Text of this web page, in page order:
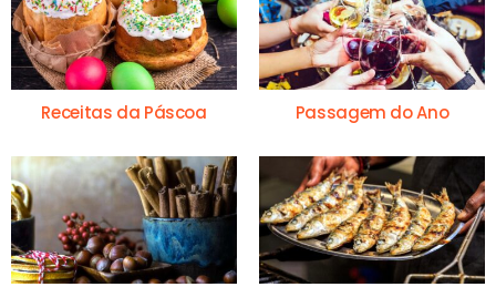
Receitas da Páscoa Passagem do Ano